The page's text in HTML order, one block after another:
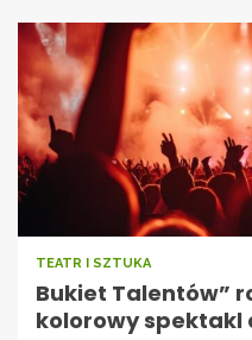
TEATR I SZTUKA
Bukiet Talentów”
kolorowy spektakl